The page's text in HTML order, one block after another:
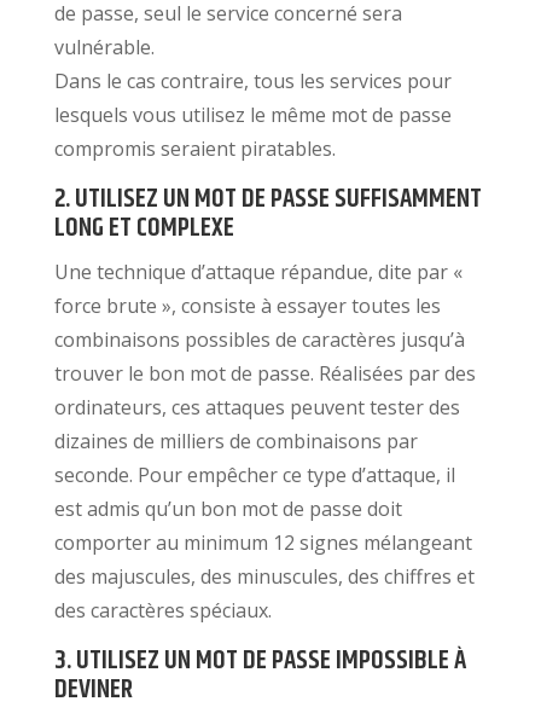
de passe, seul le service concerné sera
vulnérable.
Dans le cas contraire, tous les services pour
lesquels vous utilisez le même mot de passe
compromis seraient piratables.
2. UTILISEZ UN MOT DE PASSE SUFFISAMMENT
LONG ET COMPLEXE
Une technique d’attaque répandue, dite par «
force brute », consiste à essayer toutes les
combinaisons possibles de caractères jusqu’à
trouver le bon mot de passe. Réalisées par des
ordinateurs, ces attaques peuvent tester des
dizaines de milliers de combinaisons par
seconde. Pour empêcher ce type d’attaque, il
est admis qu’un bon mot de passe doit
comporter au minimum 12 signes mélangeant
des majuscules, des minuscules, des chiffres et
des caractères spéciaux.
3. UTILISEZ UN MOT DE PASSE IMPOSSIBLE À
DEVINER